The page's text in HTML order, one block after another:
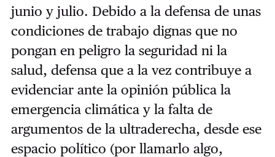
junio y julio. Debido a la defensa de unas
condiciones de trabajo dignas que no
pongan en peligro la seguridad ni la
salud, defensa que a la vez contribuye a
evidenciar ante la opinión pública la
emergencia climática y la falta de
argumentos de la ultraderecha, desde ese
espacio político (por llamarlo algo,